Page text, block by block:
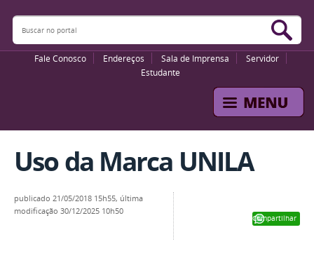
Buscar no portal
Fale Conosco Endereços Sala de Imprensa
Servidor
Estudante
Uso da Marca UNILA
Compartilhar
publicado 21/05/2018 15h55, última
modificação 30/12/2025 10h50